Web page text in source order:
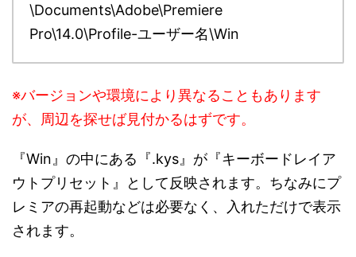
\Documents\Adobe\Premiere
Pro\14.0\Profile-ユーザー名\Win
※バージョンや環境により異なることもあります
が、周辺を探せば見付かるはずです。
『Win』の中にある『.kys』が『キーボードレイア
ウトプリセット』として反映されます。ちなみにプ
レミアの再起動などは必要なく、入れただけで表示
されます。